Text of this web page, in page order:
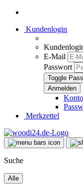
Kundenlogin
E-Mail
Passwort
Toggle
Merkzettel
Suche
Alle